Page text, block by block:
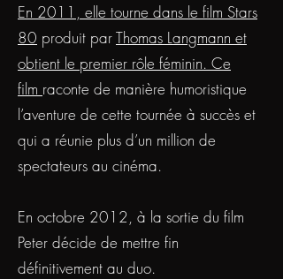
En 2011, elle tourne dans le film Stars
80 produit parThomas Langmann et
obtient le premier rôle féminin. Ce
film raconte de manière humoristique
l’aventure de cette tournée à succès et
qui a réunie plus d’un million de
spectateurs au cinéma.
En octobre 2012, à la sortie du film
Peter décide de mettre fin
définitivement au duo.